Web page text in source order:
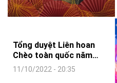
Tổng duyệt Liên hoan
Chèo toàn quốc năm
2022
11/10/2022 - 20:35